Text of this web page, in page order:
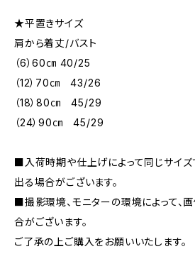
★平置きサイズ
肩から着丈/バスト
（6）60㎝ 40/25
（12）70㎝ 43/26
（18）80㎝ 45/29
（24）90㎝ 45/29
■入荷時期や仕上げによって同じサイ
出る場合がございます。
■撮影環境、モニターの環境によって、
合がございます。
ご了承の上ご購入をお願いいたします。